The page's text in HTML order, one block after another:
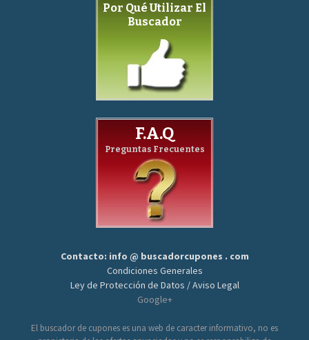
Por Qué Utilizar El
Buscador
F.A.Q
Preguntas Frecuentes
Contacto: info @ buscadorcupones . com
Condiciones Generales
Ley de Protección de Datos / Aviso Legal
Google+
El buscador de cupones es una web de caracter informativo, no es